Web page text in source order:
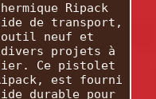
Ripack
de transport,
outil neuf et
projets à
Ce pistolet
est fourni
durable pour